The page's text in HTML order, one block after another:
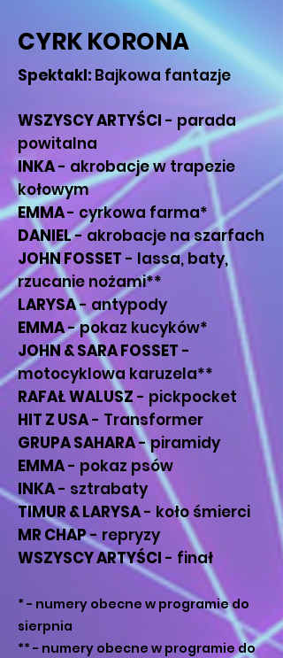
CYRK KORONA
Spektakl: Bajkowa fantazje
WSZYSCY ARTYŚCI - parada
powitalna
INKA- akrobacje w trapezie
kołowym
EMMA- cyrkowa farma*
DANIEL- akrobacje na szarfach
JOHN FOSSET - lassa, baty,
rzucanie nożami**
LARYSA- antypody
EMMA- pokaz kucyków*
JOHN & SARA FOSSET -
motocyklowa karuzela**
RAFAŁ WALUSZ - pickpocket
HIT Z USA- Transformer
GRUPA SAHARA- piramidy
EMMA- pokaz psów
INKA- sztrabaty
TIMUR & LARYSA- koło śmierci
MR CHAP- repryzy
WSZYSCY ARTYŚCI - finał
* - numery obecne w programie do
sierpnia
** - numery obecne w programie do